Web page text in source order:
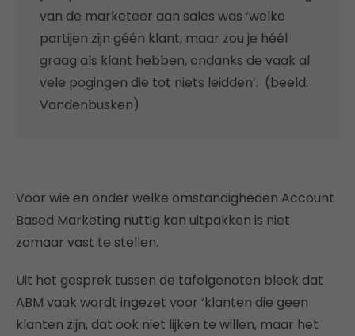
van de marketeer aan sales was ‘welke
partijen zijn géén klant, maar zou je héél
graag als klant hebben, ondanks de vaak al
vele pogingen die tot niets leidden’. (beeld:
Vandenbusken)
Voor wie en onder welke omstandigheden Account
Based Marketing nuttig kan uitpakken is niet
zomaar vast te stellen.
Uit het gesprek tussen de tafelgenoten bleek dat
ABM vaak wordt ingezet voor ‘klanten die geen
klanten zijn, dat ook niet lijken te willen, maar het